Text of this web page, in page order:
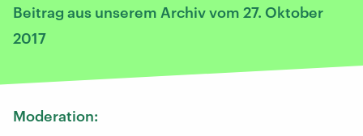
Beitrag aus unserem Archiv vom 27. Oktober
2017
Moderation: